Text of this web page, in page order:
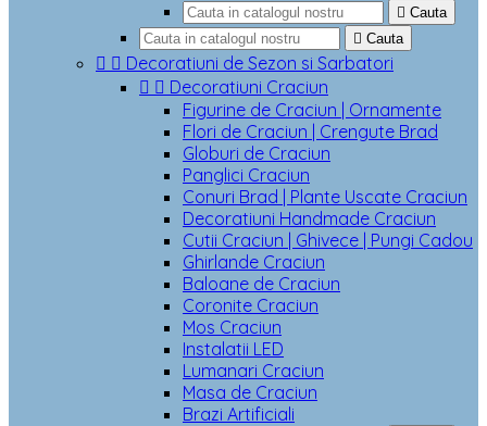
 Cauta
 Cauta
  Decoratiuni de Sezon si Sarbatori
  Decoratiuni Craciun
Figurine de Craciun | Ornamente
Flori de Craciun | Crengute Brad
Globuri de Craciun
Panglici Craciun
Conuri Brad | Plante Uscate Craciun
Decoratiuni Handmade Craciun
Cutii Craciun | Ghivece | Pungi Cadou
Ghirlande Craciun
Baloane de Craciun
Coronite Craciun
Mos Craciun
Instalatii LED
Lumanari Craciun
Masa de Craciun
Brazi Artificiali